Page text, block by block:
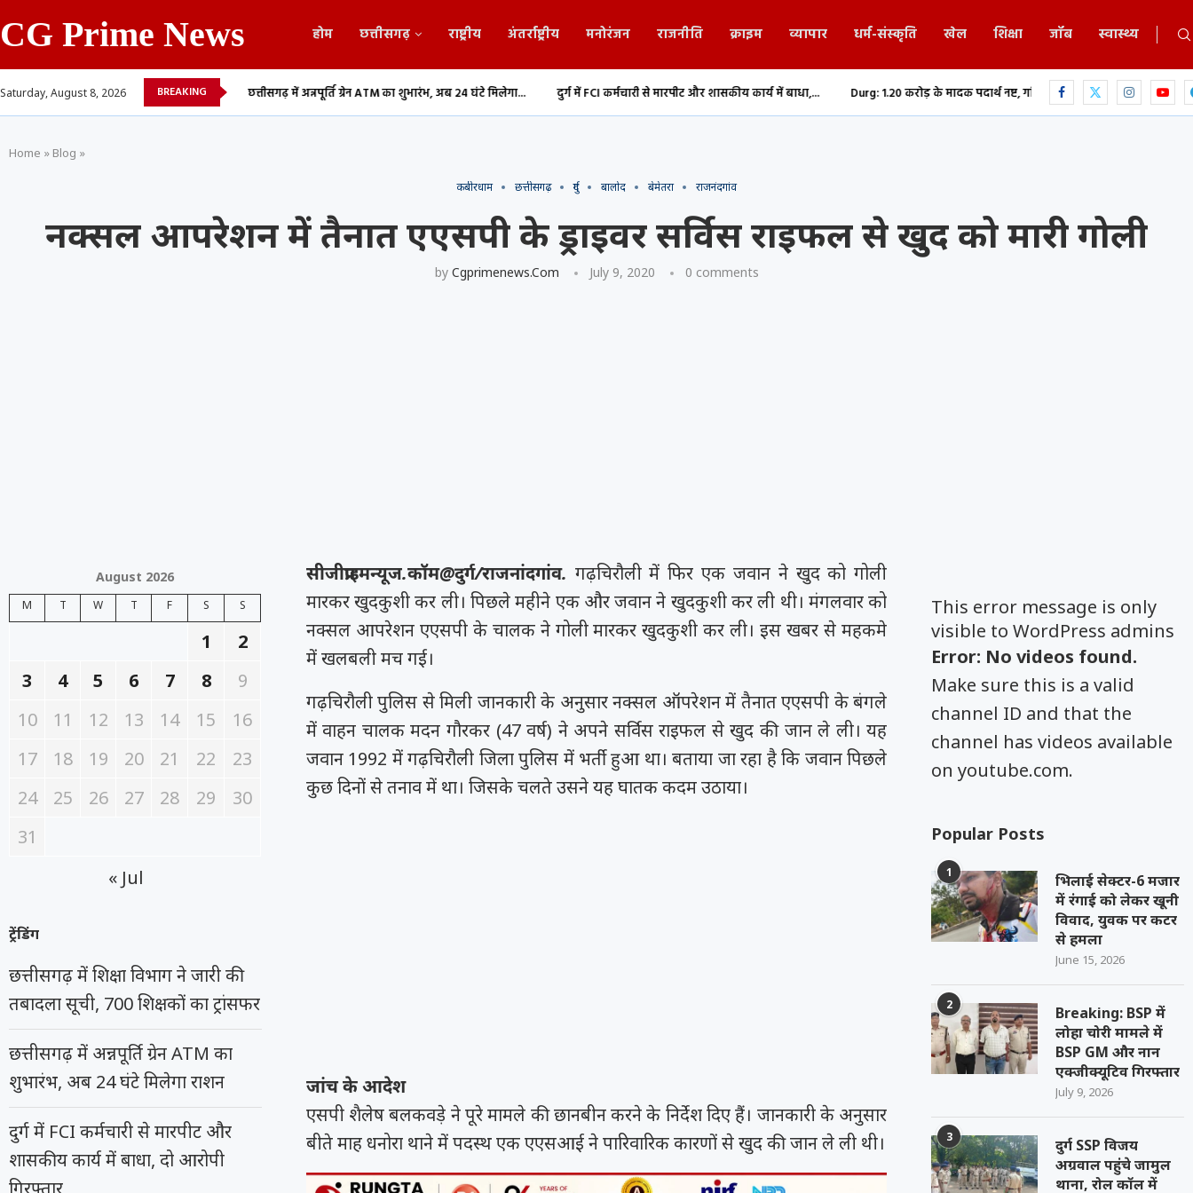
CG Prime News होम छत्तीसगढ़ राष्ट्रीय अंतर्राष्ट्रीय मनोरंजन राजनीति क्राइम व्यापार धर्म-संस्कृति खेल शिक्षा जॉब स्वास्थ्य
Saturday, August 8, 2026 BREAKING
सूची, 700 शिक्षकों... छत्तीसगढ़ में अन्नपूर्ति ग्रेन ATM का शुभारंभ, अब 24 घंटे मिलेगा... दुर्ग में FCI कर्मचारी से मारपीट और शासकीय कार्य में बाधा,... Durg: 1.20 करोड़ के मादक पदार्थ नष्ट, गांजा-हेरोइन समेत नशीली दवाओं... छत्तीसगढ़ में
Home » Blog »
कबीरधाम छत्तीसगढ़ दुर्ग बालोद बेमेतरा राजनंदगांव
नक्सल आपरेशन में तैनात एएसपी के ड्राइवर सर्विस राइफल से खुद को मारी गोली
by Cgprimenews.com July 9, 2020 0 comments
सीजीप्राइमन्यूज.कॉम@दुर्ग/राजनांदगांव. गढ़चिरौली में फिर एक जवान ने खुद को गोली
मारकर खुदकुशी कर ली। पिछले महीने एक और जवान ने खुदकुशी कर ली थी। मंगलवार को
नक्सल आपरेशन एएसपी के चालक ने गोली मारकर खुदकुशी कर ली। इस खबर से महकमे
में खलबली मच गई।
गढ़चिरौली पुलिस से मिली जानकारी के अनुसार नक्सल ऑपरेशन में तैनात एएसपी के बंगले
में वाहन चालक मदन गौरकर (47 वर्ष) ने अपने सर्विस राइफल से खुद की जान ले ली। यह
जवान 1992 में गढ़चिरौली जिला पुलिस में भर्ती हुआ था। बताया जा रहा है कि जवान पिछले
कुछ दिनों से तनाव में था। जिसके चलते उसने यह घातक कदम उठाया।
जांच के आदेश
एसपी शैलेष बलकवड़े ने पूरे मामले की छानबीन करने के निर्देश दिए हैं। जानकारी के अनुसार
बीते माह धनोरा थाने में पदस्थ एक एएसआई ने पारिवारिक कारणों से खुद की जान ले ली थी।
This error message is only
visible to WordPress admins
Error: No videos found.
Make sure this is a valid
channel ID and that the
channel has videos available
on youtube.com.
Popular Posts
1
भिलाई सेक्टर-6 मजार
में रंगाई को लेकर खूनी
विवाद, युवक पर कटर
से हमला
June 15, 2026
2
Breaking: BSP में
लोहा चोरी मामले में
BSP GM और नान
एक्जीक्यूटिव गिरफ्तार
July 9, 2026
3
दुर्ग SSP विजय
अग्रवाल पहुंचे जामुल
थाना, रोल कॉल में
August 2026
M T W T F S S
1
2
3
4 5 6 7 8
9
10
11 12 13 14 15
16
17
18 19 20 21 22
23
24
25 26 27 28 29
30
31
« Jul
ट्रेंडिंग
छत्तीसगढ़ में शिक्षा विभाग ने जारी की
तबादला सूची, 700 शिक्षकों का ट्रांसफर
छत्तीसगढ़ में अन्नपूर्ति ग्रेन ATM का
शुभारंभ, अब 24 घंटे मिलेगा राशन
दुर्ग में FCI कर्मचारी से मारपीट और
शासकीय कार्य में बाधा, दो आरोपी
गिरफ्तार